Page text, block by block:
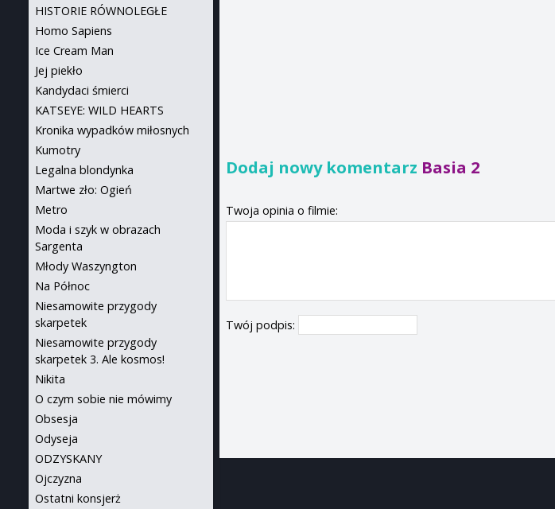
Dodaj nowy komentarz Basia 2
Twoja opinia o filmie:
Twój podpis:
HISTORIE RÓWNOLEGŁE
Homo Sapiens
Ice Cream Man
Jej piekło
Kandydaci śmierci
KATSEYE: WILD HEARTS
Kronika wypadków miłosnych
Kumotry
Legalna blondynka
Martwe zło: Ogień
Metro
Moda i szyk w obrazach
Sargenta
Młody Waszyngton
Na Północ
Niesamowite przygody
skarpetek
Niesamowite przygody
skarpetek 3. Ale kosmos!
Nikita
O czym sobie nie mówimy
Obsesja
Odyseja
ODZYSKANY
Ojczyzna
Ostatni konsjerż